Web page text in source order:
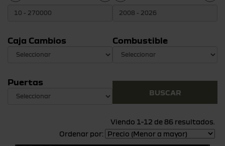
Caja Cambios Combustible
Puertas
Viendo 1-12 de 86 resultados.
Ordenar por: